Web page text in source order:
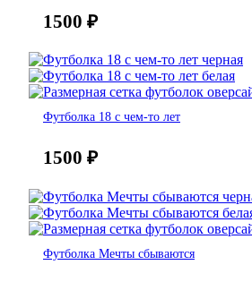
1500 ₽
Футболка 18 с чем-то лет
1500 ₽
Футболка Мечты сбываются